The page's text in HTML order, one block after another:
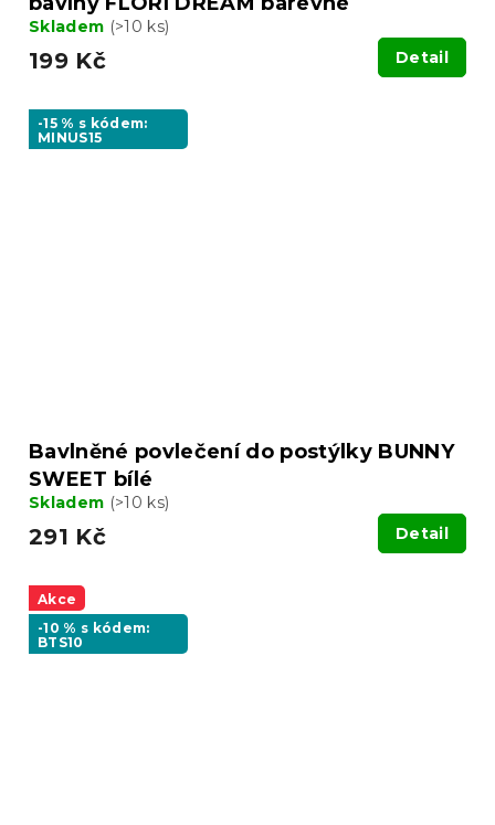
Skladem (>10 ks)
199 Kč Detail
-15 % s kódem:
MINUS15
Bavlněné povlečení do postýlky BUNNY
SWEET bílé
Skladem (>10 ks)
291 Kč Detail
Akce
-10 % s kódem:
BTS10